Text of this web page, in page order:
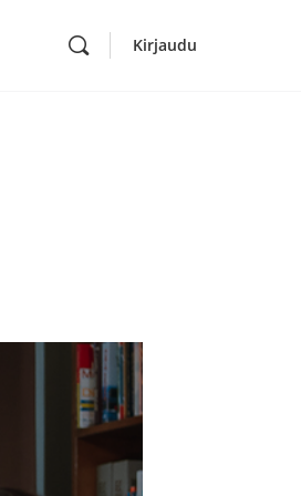
Kirjaudu